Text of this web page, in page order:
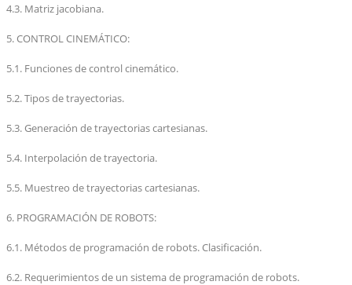
4.3. Matriz jacobiana.
5. CONTROL CINEMÁTICO:
5.1. Funciones de control cinemático.
5.2. Tipos de trayectorias.
5.3. Generación de trayectorias cartesianas.
5.4. Interpolación de trayectoria.
5.5. Muestreo de trayectorias cartesianas.
6. PROGRAMACIÓN DE ROBOTS:
6.1. Métodos de programación de robots. Clasificación.
6.2. Requerimientos de un sistema de programación de robots.